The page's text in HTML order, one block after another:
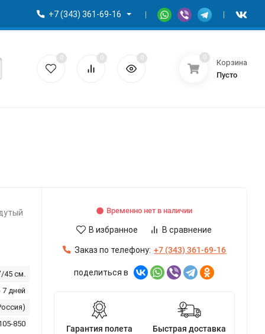
+7 (343) 361-69-16
0 0 0 0
Корзина
Пусто
45 см.
7 дней
850
Временно нет в наличии
В избранное В сравнение
Заказ по телефону: +7 (343) 361-69-16
поделиться в
Гарантия полета Быстрая доставка